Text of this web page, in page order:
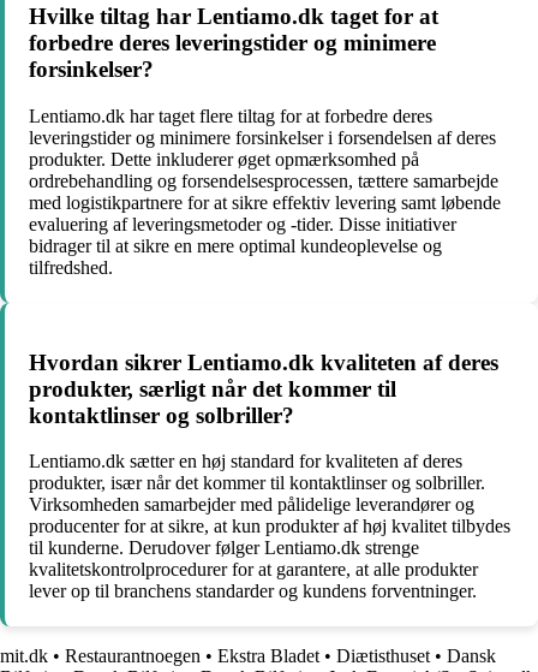
Hvilke tiltag har Lentiamo.dk taget for at
forbedre deres leveringstider og minimere
forsinkelser?
Lentiamo.dk har taget flere tiltag for at forbedre deres
leveringstider og minimere forsinkelser i forsendelsen af deres
produkter. Dette inkluderer øget opmærksomhed på
ordrebehandling og forsendelsesprocessen, tættere samarbejde
med logistikpartnere for at sikre effektiv levering samt løbende
evaluering af leveringsmetoder og -tider. Disse initiativer
bidrager til at sikre en mere optimal kundeoplevelse og
tilfredshed.
Hvordan sikrer Lentiamo.dk kvaliteten af deres
produkter, særligt når det kommer til
kontaktlinser og solbriller?
Lentiamo.dk sætter en høj standard for kvaliteten af deres
produkter, især når det kommer til kontaktlinser og solbriller.
Virksomheden samarbejder med pålidelige leverandører og
producenter for at sikre, at kun produkter af høj kvalitet tilbydes
til kunderne. Derudover følger Lentiamo.dk strenge
kvalitetskontrolprocedurer for at garantere, at alle produkter
lever op til branchens standarder og kundens forventninger.
mit.dk • Restaurantnoegen • Ekstra Bladet• Diætisthuset• Dansk